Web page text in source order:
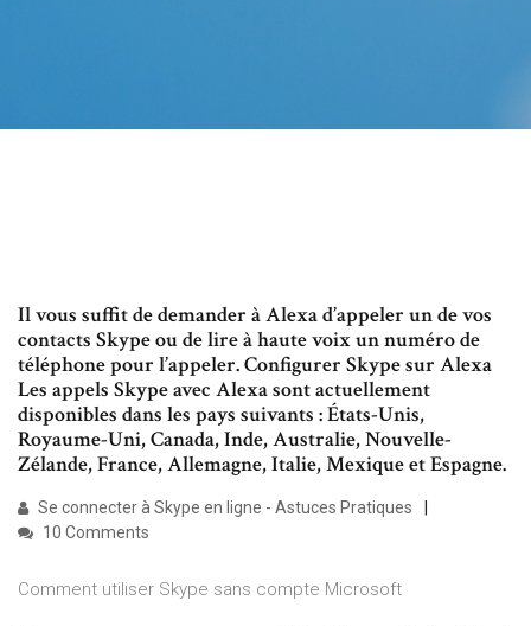
Il vous suffit de demander à Alexa d’appeler un de vos
contacts Skype ou de lire à haute voix un numéro de
téléphone pour l’appeler. Configurer Skype sur Alexa
Les appels Skype avec Alexa sont actuellement
disponibles dans les pays suivants : États-Unis,
Royaume-Uni, Canada, Inde, Australie, Nouvelle-
Zélande, France, Allemagne, Italie, Mexique et Espagne.
Se connecter à Skype en ligne - Astuces Pratiques
10 Comments
Comment utiliser Skype sans compte Microsoft